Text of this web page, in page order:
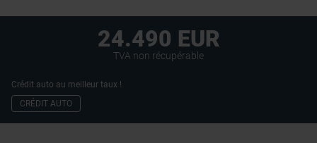
24.490 EUR
TVA non récupérable
Crédit auto au meilleur taux !
CRÉDIT AUTO